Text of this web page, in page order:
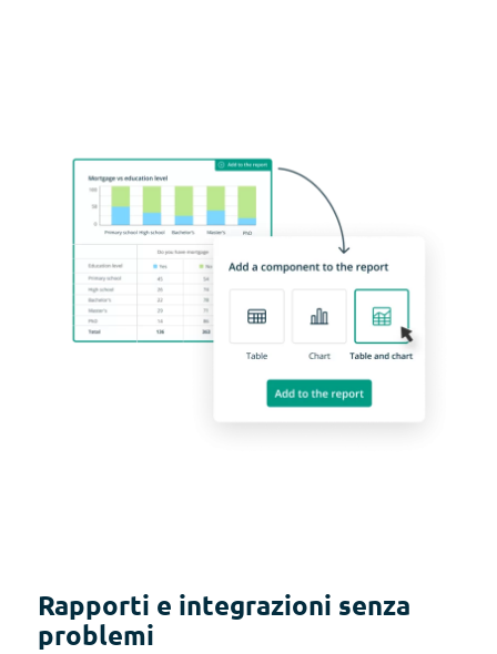
Rapporti e integrazioni senza
problemi